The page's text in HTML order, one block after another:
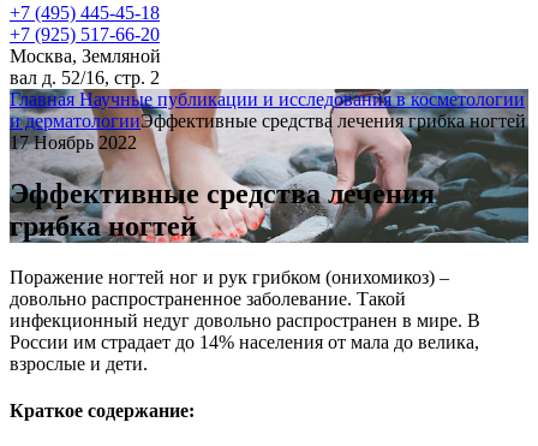
+7 (495) 445-45-18
+7 (925) 517-66-20
Москва, Земляной
вал д. 52/16, стр. 2
Главная Научные публикации и исследования в косметологии
и дерматологииЭффективные средства лечения грибка ногтей
17 Ноябрь 2022
Эффективные средства лечения
грибка ногтей
Поражение ногтей ног и рук грибком (онихомикоз) –
довольно распространенное заболевание. Такой
инфекционный недуг довольно распространен в мире. В
России им страдает до 14% населения от мала до велика,
взрослые и дети.
Краткое содержание: